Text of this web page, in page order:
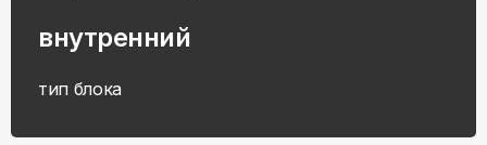
внутренний
тип блока